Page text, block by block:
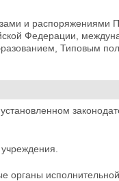
и распоряжениями
Федерации,
Типовым
органы